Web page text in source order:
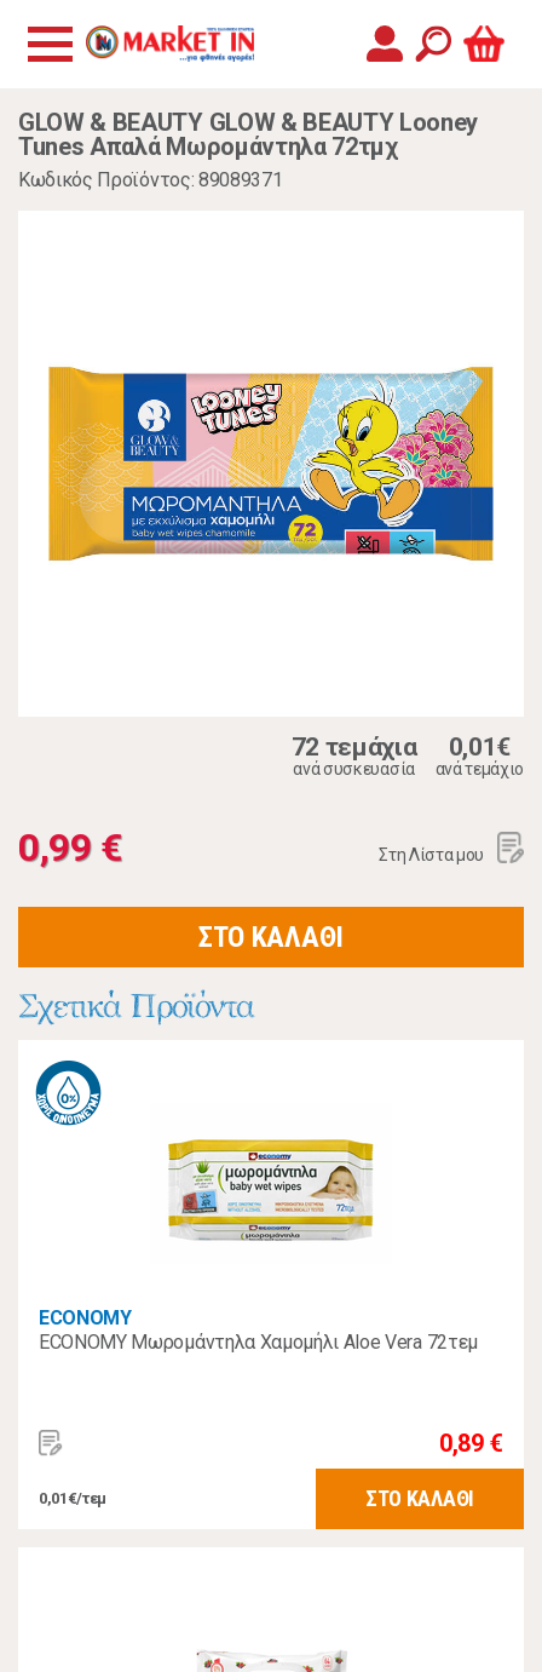
GLOW & BEAUTY GLOW & BEAUTY Looney
Tunes Απαλά Μωρομάντηλα 72τμχ
Κωδικός Προϊόντος: 89089371
72 τεμάχια
ανά συσκευασία
0,01€
ανά τεμάχιο
0,99 € Στη Λίστα μου
ΣΤΟ ΚΑΛΑΘΙ
Σχετικά Προϊόντα
ECONOMY
ECONOMY Μωρομάντηλα Χαμομήλι Aloe Vera 72τεμ
0,89 €
0,01€/τεμ ΣΤΟ ΚΑΛΑΘΙ